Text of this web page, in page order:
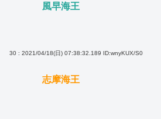
風早海王
30 : 2021/04/18(日) 07:38:32.189 ID:wnyKUX/S0
志摩海王